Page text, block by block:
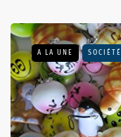
A LA UNE SOCIÉTÉ